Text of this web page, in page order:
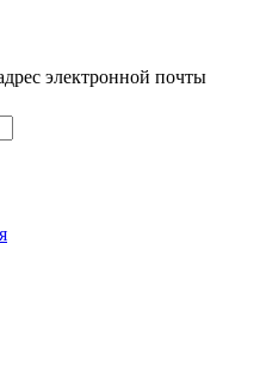
электронной почты